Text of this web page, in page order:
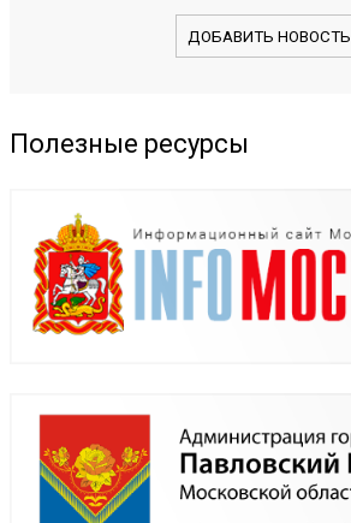
ДОБАВИТЬ НОВОСТЬ
Полезные ресурсы